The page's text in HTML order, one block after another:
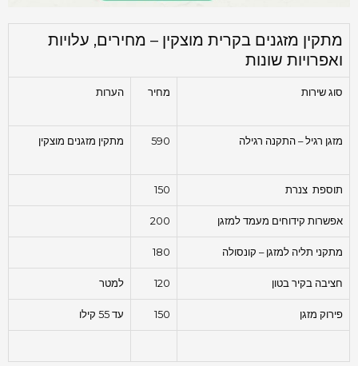
מתקין מזגנים בקרית מוצקין – מחירים, עלויות
ואפרויות שונות
סוג שירות מחיר הערות
מזגן רגיל – התקנה רגילה 590 מתקין מזגנים מוצקין
תוספת צנרת 150
אפשרות קידוחים מעמד למזגן 200
מתקני תליה למזגן – קונסולה 180
חציבה בקיר בטון 120 למטר
פירוק מזגן 150 עד 55 קילו